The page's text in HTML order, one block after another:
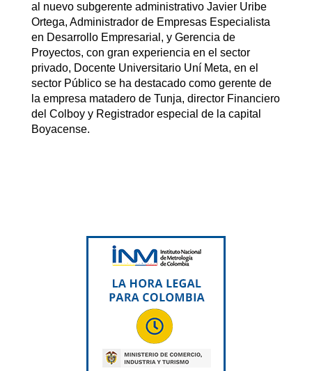
al nuevo subgerente administrativo Javier Uribe
Ortega, Administrador de Empresas Especialista
en Desarrollo Empresarial, y Gerencia de
Proyectos, con gran experiencia en el sector
privado, Docente Universitario Uní Meta, en el
sector Público se ha destacado como gerente de
la empresa matadero de Tunja, director Financiero
del Colboy y Registrador especial de la capital
Boyacense.